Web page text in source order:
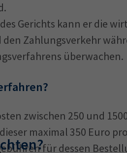
Gerichts kann er die
Zahlungsverkehr
überwachen.
zwischen 250 und
maximal 350 Euro
für dessen